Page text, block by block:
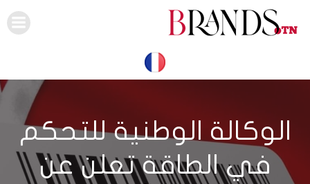
الوكالة الوطنية للتحكم
في الطاقة تعلن عن